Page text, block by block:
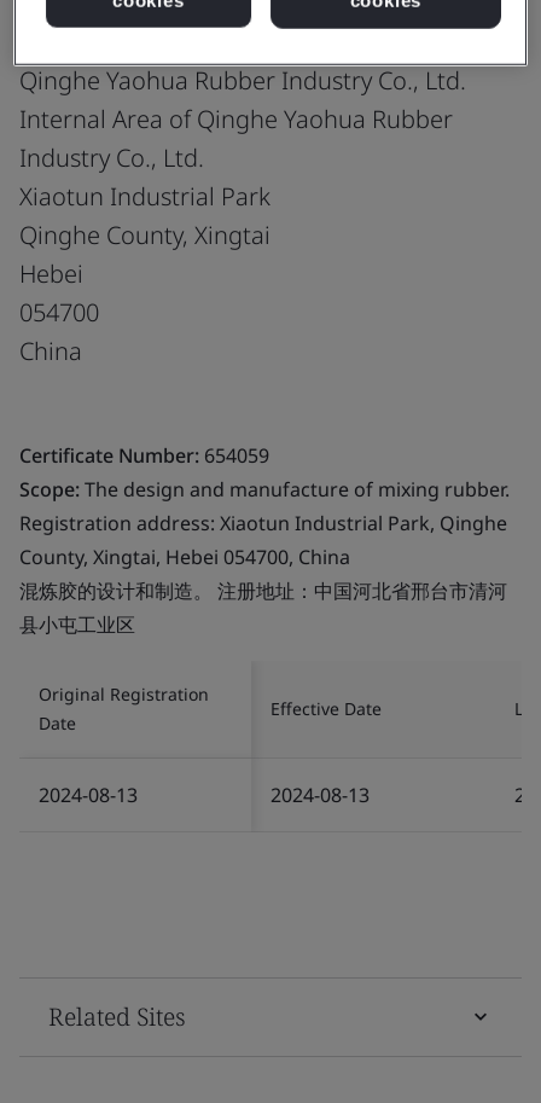
Qinghe Yaohua Rubber Industry Co., Ltd.
Internal Area of Qinghe Yaohua Rubber
Industry Co., Ltd.
Xiaotun Industrial Park
Qinghe County, Xingtai
Hebei
054700
China
Certificate Number: 654059
Scope:The design and manufacture of mixing rubber.
Registration address: Xiaotun Industrial Park, Qinghe
County, Xingtai, Hebei 054700, China
混炼胶的设计和制造。 注册地址：中国河北省邢台市清河
县小屯工业区
Original Registration
Date
Effective Date
2024-08-13 2024-08-13
Related Sites